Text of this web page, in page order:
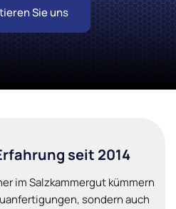
Sie uns
seit 2014
im Salzkammergut kümmern
sondern auch